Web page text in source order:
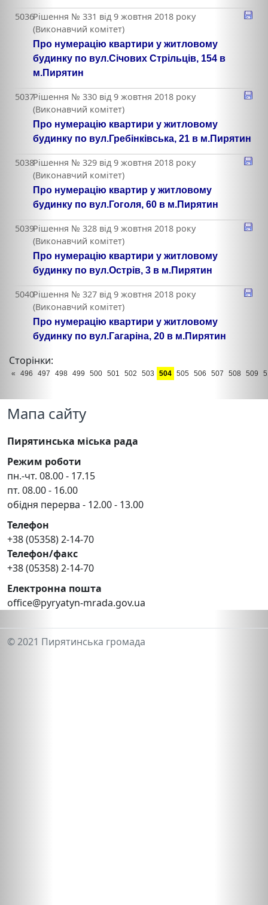
5036Рішення № 331 від 9 жовтня 2018 року
(Виконавчий комітет)
Про нумерацію квартири у житловому
будинку по вул.Січових Стрільців, 154 в
м.Пирятин
5037Рішення № 330 від 9 жовтня 2018 року
(Виконавчий комітет)
Про нумерацію квартири у житловому
будинку по вул.Гребінківська, 21 в м.Пирятин
5038Рішення № 329 від 9 жовтня 2018 року
(Виконавчий комітет)
Про нумерацію квартир у житловому
будинку по вул.Гоголя, 60 в м.Пирятин
5039Рішення № 328 від 9 жовтня 2018 року
(Виконавчий комітет)
Про нумерацію квартири у житловому
будинку по вул.Острів, 3 в м.Пирятин
5040Рішення № 327 від 9 жовтня 2018 року
(Виконавчий комітет)
Про нумерацію квартири у житловому
будинку по вул.Гагаріна, 20 в м.Пирятин
Сторінки:
« 496 497 498 499 500 501 502 503 504 505 506 507 508 509
Мапа сайту
Пирятинська міська рада
Режим роботи
пн.-чт. 08.00 - 17.15
пт. 08.00 - 16.00
обідня перерва - 12.00 - 13.00
Телефон
+38 (05358) 2-14-70
Телефон/факс
+38 (05358) 2-14-70
Електронна пошта
office@pyryatyn-mrada.gov.ua
© 2021 Пирятинська громада